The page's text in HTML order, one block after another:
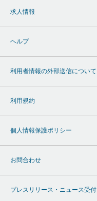
求人情報
ヘルプ
利用者情報の外部送信について
利用規約
個人情報保護ポリシー
お問合わせ
プレスリリース・ニュース受付